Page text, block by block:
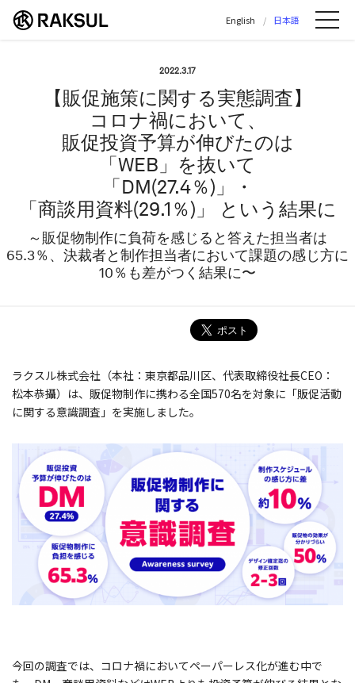
ラクスル株式会社 | ラクスル株式会社の公
English 日本語
2022.3.17
【販促施策に関する実態調査】
コロナ禍において、
販促投資予算が伸びたのは
「WEB」を抜いて
「DM(27.4％)」・
「商談用資料(29.1％)」 という結果に
～販促物制作に負荷を感じると答えた担当者は
65.3％、決裁者と制作担当者において課題の感じ方に
10％も差がつく結果に〜
ラクスル株式会社（本社：東京都品川区、代表取締役社長CEO：
松本恭攝）は、販促物制作に携わる全国570名を対象に「販促活動
に関する意識調査」を実施しました。
今回の調査では、コロナ禍においてペーパーレス化が進む中で